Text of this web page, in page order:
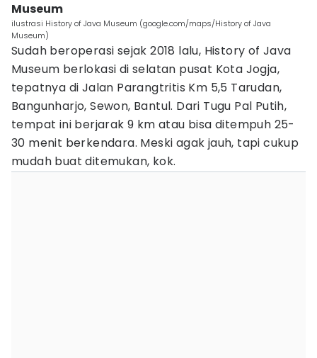
Museum
ilustrasi History of Java Museum (google.com/maps/History of Java
Museum)
Sudah beroperasi sejak 2018 lalu, History of Java
Museum berlokasi di selatan pusat Kota Jogja,
tepatnya di Jalan Parangtritis Km 5,5 Tarudan,
Bangunharjo, Sewon, Bantul. Dari Tugu Pal Putih,
tempat ini berjarak 9 km atau bisa ditempuh 25-
30 menit berkendara. Meski agak jauh, tapi cukup
mudah buat ditemukan, kok.